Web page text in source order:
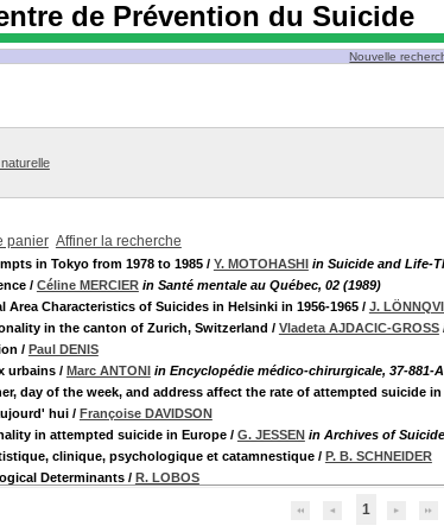
de Prévention du Suicide
Nouvelle
panier Affiner la recherche
in Tokyo from 1978 to 1985/ Y. MOTOHASHI in Suicide and Life-
/ Céline MERCIER in Santé mentale au Québec, 02 (1989)
Characteristics of Suicides in Helsinki in 1956-1965/ J.
in the canton of Zurich, Switzerland / Vladeta AJDACIC-GROSS
/ Paul DENIS
urbains/ Marc ANTONI in Encyclopédie médico-chirurgicale, 37-881-
day of the week, and address affect the rate of attempted suicide
hui/ Françoise DAVIDSON
in attempted suicide in Europe/ G. JESSEN in Archives of
clinique, psychologique et catamnestique/ P. B. SCHNEIDER
Determinants/ R. LOBOS
1